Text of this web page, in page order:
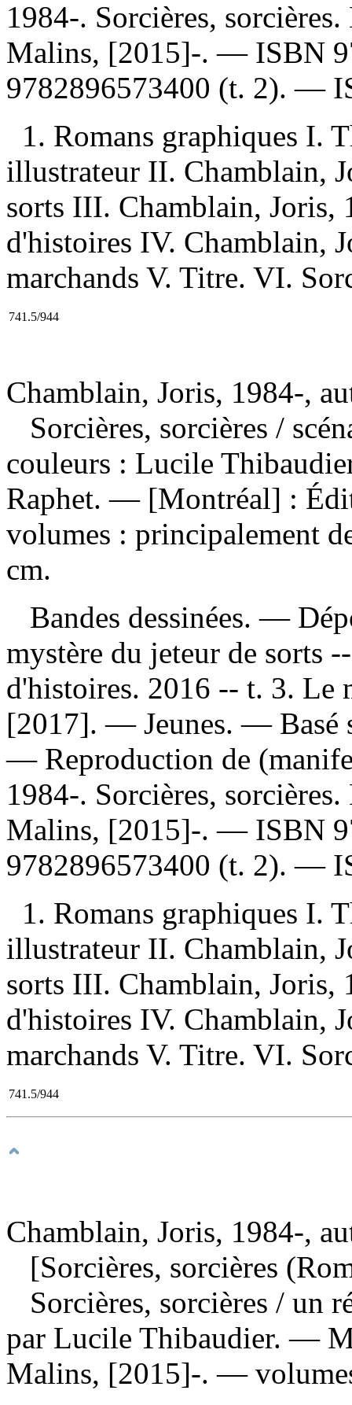
1984-. Sorcières,
Malins, [2015]-. — ISBN
9782896573400 (t. 2). —
1. Romans graphiques I.
illustrateur II. Chamblain,
sorts III. Chamblain, Joris,
d'histoires IV. Chamblain,
marchands V. Titre. VI.
741.5/944
Chamblain, Joris, 1984-,
Sorcières, sorcières /
couleurs : Lucile
Raphet. — [Montréal] :
volumes : principalement
cm.
Bandes dessinées. —
mystère du jeteur de sorts
d'histoires. 2016 -- t. 3. Le
[2017]. — Jeunes. —
— Reproduction de
1984-. Sorcières,
Malins, [2015]-. — ISBN
9782896573400 (t. 2). —
1. Romans graphiques I.
illustrateur II. Chamblain,
sorts III. Chamblain, Joris,
d'histoires IV. Chamblain,
marchands V. Titre. VI.
741.5/944
Chamblain, Joris, 1984-,
[Sorcières, sorcières
Sorcières, sorcières / un
par Lucile Thibaudier. —
Malins, [2015]-. —